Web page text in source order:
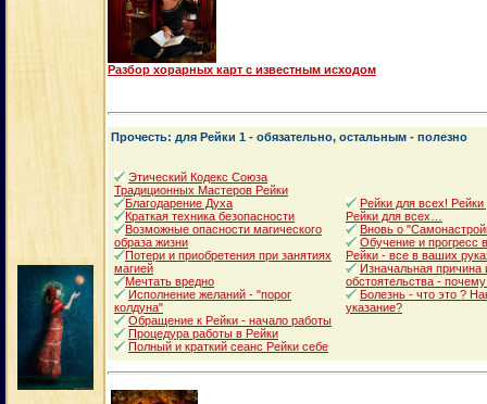
Разбор хорарных карт с известным исходом
Прочесть: для Рейки 1 - обязательно, остальным - полезно
Этический Кодекс Союза
Традиционных Мастеров Рейки
Благодарение Духа
Краткая техника безопасности
Возможные опасности магического
образа жизни
Потери и приобретения при занятиях
магией
Мечтать вредно
Исполнение желаний - "порог
колдуна"
Обращение к Рейки - начало работы
Процедура работы в Рейки
Полный и краткий сеанс Рейки себе
Рейки для всех!
Рейки для всех…
Вновь о
Обучение и прогресс
Рейки - все в ваших
Изначальная
обстоятельства -
Болезнь - что это ?
указание?